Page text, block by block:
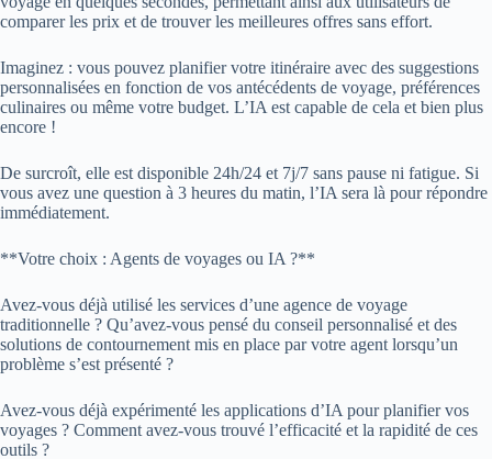
comparer les prix et de trouver les meilleures offres sans effort.
Imaginez : vous pouvez planifier votre itinéraire avec des suggestions
personnalisées en fonction de vos antécédents de voyage, préférences
culinaires ou même votre budget. L’IA est capable de cela et bien plus
encore !
De surcroît, elle est disponible 24h/24 et 7j/7 sans pause ni fatigue. Si
vous avez une question à 3 heures du matin, l’IA sera là pour répondre
immédiatement.
**Votre choix : Agents de voyages ou IA ?**
Avez-vous déjà utilisé les services d’une agence de voyage
traditionnelle ? Qu’avez-vous pensé du conseil personnalisé et des
solutions de contournement mis en place par votre agent lorsqu’un
problème s’est présenté ?
Avez-vous déjà expérimenté les applications d’IA pour planifier vos
voyages ? Comment avez-vous trouvé l’efficacité et la rapidité de ces
outils ?